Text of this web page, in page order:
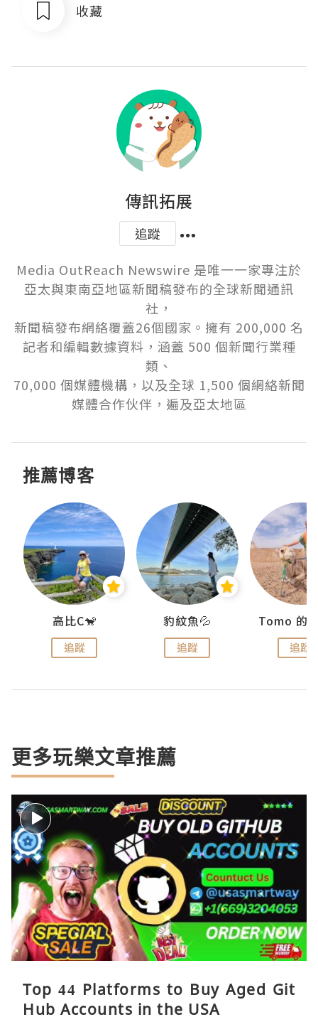
收藏
傳訊拓展
追蹤
Media OutReach Newswire 是唯一一家專注於
亞太與東南亞地區新聞稿發布的全球新聞通訊
社，
新聞稿發布網絡覆蓋26個國家。擁有 200,000 名
記者和編輯數據資料，涵蓋 500 個新聞行業種
類、
70,000 個媒體機構，以及全球 1,500 個網絡新聞
媒體合作伙伴，遍及亞太地區
推薦博客
高比C🐒
追蹤
豹紋魚💦
追蹤 追蹤
更多玩樂文章推薦
Top 44 Platforms to Buy Aged Git
Hub Accounts in the USA